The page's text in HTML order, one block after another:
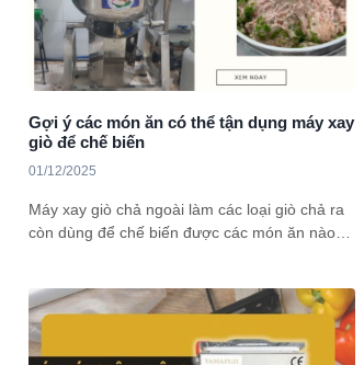
Gợi ý các món ăn có thể tận dụng máy xay
giò để chế biến
01/12/2025
Máy xay giò chả ngoài làm các loại giò chả ra
còn dùng để chế biến được các món ăn nào?